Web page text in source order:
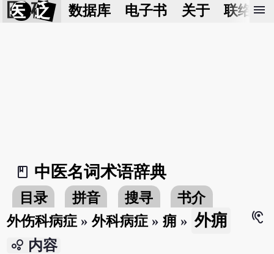
医 砭 数据库 电子书 关于 联络我
menu
book_2
中医名词术语辞典
目录 拼音 搜寻
书介
外伤科病症 »外科病症 »痈 » 外痈
hearing
bubble_chart 内容